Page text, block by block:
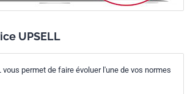
UPSELL
vous permet de faire évoluer l'une de vos normes